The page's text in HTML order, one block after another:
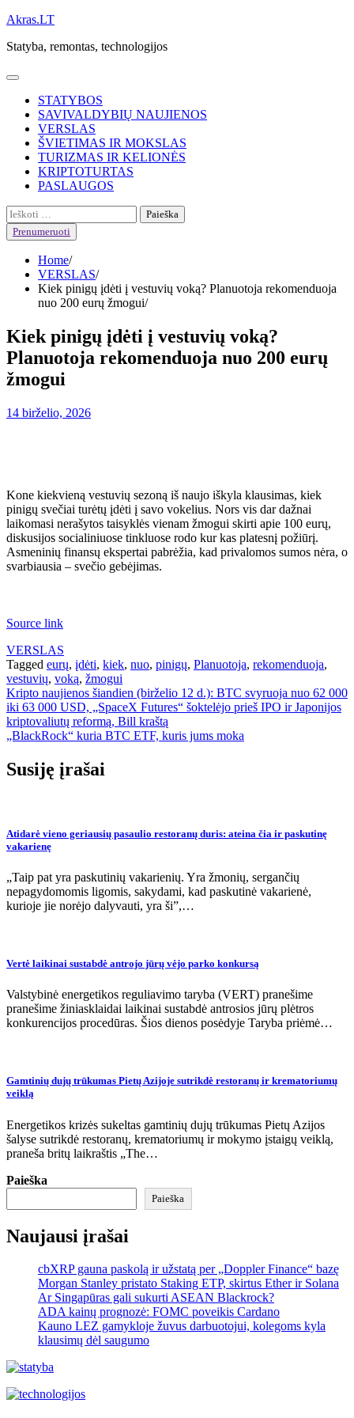
Skip
content
Akras.LT
Statyba, remontas, technologijos
STATYBOS
SAVIVALDYBIŲ NAUJIENOS
VERSLAS
ŠVIETIMAS IR MOKSLAS
TURIZMAS IR KELIONĖS
KRIPTOTURTAS
PASLAUGOS
Ieškoti:
Prenumeruoti
Home
VERSLAS
Kiek pinigų įdėti į vestuvių voką? Planuotoja rekomenduoja
nuo 200 eurų žmogui
Kiek pinigų įdėti į vestuvių voką?
Planuotoja rekomenduoja nuo 200 eurų
žmogui
14 birželio, 2026
Kone kiekvieną vestuvių sezoną iš naujo iškyla klausimas, kiek
pinigų svečiai turėtų įdėti į savo vokelius. Nors vis dar dažnai
laikomasi nerašytos taisyklės vienam žmogui skirti apie 100 eurų,
diskusijos socialiniuose tinkluose rodo kur kas platesnį požiūrį.
Asmeninių finansų ekspertai pabrėžia, kad privalomos sumos nėra, o
svarbiausia – svečio gebėjimas.
Source link
VERSLAS
Tagged eurų, įdėti, kiek, nuo, pinigų, Planuotoja, rekomenduoja,
vestuvių, voką, žmogui
Navigacija
tarp
įrašų
Kripto naujienos šiandien (birželio 12 d.): BTC svyruoja nuo 62 000
iki 63 000 USD, „SpaceX Futures“ šoktelėjo prieš IPO ir Japonijos
kriptovaliutų reformą, Bill kraštą
„BlackRock“ kuria BTC ETF, kuris jums moka
Susiję įrašai
Atidarė vieno geriausių pasaulio restoranų duris: ateina čia ir paskutinę
vakarienę
„Taip pat yra paskutinių vakarienių. Yra žmonių, sergančių
nepagydomomis ligomis, sakydami, kad paskutinė vakarienė,
kurioje jie norėjo dalyvauti, yra ši”,…
Vertė laikinai sustabdė antrojo jūrų vėjo parko konkursą
Valstybinė energetikos reguliavimo taryba (VERT) pranešime
pranešime žiniasklaidai laikinai sustabdė antrosios jūrų plėtros
konkurencijos procedūras. Šios dienos posėdyje Taryba priėmė…
Gamtinių dujų trūkumas Pietų Azijoje sutrikdė restoranų ir krematoriumų
veiklą
Energetikos krizės sukeltas gamtinių dujų trūkumas Pietų Azijos
šalyse sutrikdė restoranų, krematoriumų ir mokymo įstaigų veiklą,
praneša britų laikraštis „The…
Paieška
Paieška
Naujausi įrašai
cbXRP gauna paskolą ir užstatą per „Doppler Finance“ bazę
Morgan Stanley pristato Staking ETP, skirtus Ether ir Solana
Ar Singapūras gali sukurti ASEAN Blackrock?
ADA kainų prognozė: FOMC poveikis Cardano
Kauno LEZ gamykloje žuvus darbuotojui, kolegoms kyla
klausimų dėl saugumo